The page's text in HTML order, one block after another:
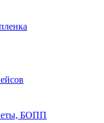
БОПП